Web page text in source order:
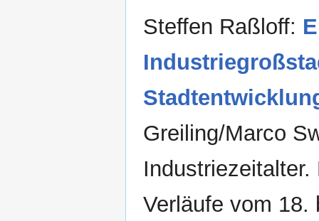
Steffen Raßloff:
Greiling/Marco
Verläufe vom 18.